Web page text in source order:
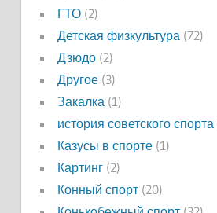
ГТО(2)
Детская физкультура (72)
Дзюдо(2)
Другое(3)
Закалка (1)
история советского спорта
Казусы в спорте(1)
Картинг(2)
Конный спорт(20)